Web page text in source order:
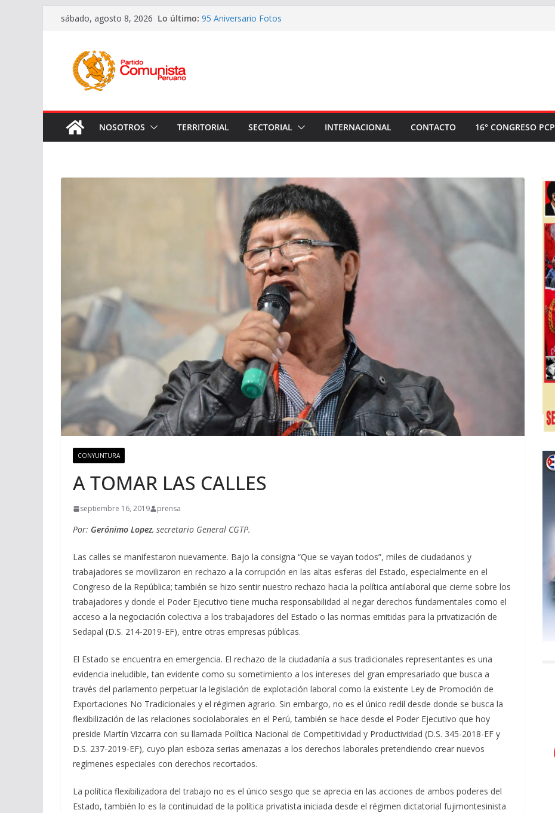
Saltarsábado, agosto 8, 2026 Lo último: 95 Aniversario Fotos
de aniversario
NOSOTROS
TERRITORIAL SECTORIAL INTERNACIONAL CONTACTO 16° CONGRESO PCP
CONYUNTURA
A TOMAR LAS CALLES
septiembre 16, 2019 prensa
Por: Gerónimo Lopez, secretario General CGTP.
Las calles se manifestaron nuevamente. Bajo la consigna “Que se vayan todos”, miles de ciudadanos y
trabajadores se movilizaron en rechazo a la corrupción en las altas esferas del Estado, especialmente en el
Congreso de la República; también se hizo sentir nuestro rechazo hacia la política antilaboral que cierne sobre los
trabajadores y donde el Poder Ejecutivo tiene mucha responsabilidad al negar derechos fundamentales como el
acceso a la negociación colectiva a los trabajadores del Estado o las normas emitidas para la privatización de
Sedapal (D.S. 214-2019-EF), entre otras empresas públicas.
El Estado se encuentra en emergencia. El rechazo de la ciudadanía a sus tradicionales representantes es una
evidencia ineludible, tan evidente como su sometimiento a los intereses del gran empresariado que busca a
través del parlamento perpetuar la legislación de explotación laboral como la existente Ley de Promoción de
Exportaciones No Tradicionales y el régimen agrario. Sin embargo, no es el único redil desde donde se busca la
flexibilización de las relaciones sociolaborales en el Perú, también se hace desde el Poder Ejecutivo que hoy
preside Martín Vizcarra con su llamada Política Nacional de Competitividad y Productividad (D.S. 345-2018-EF y
D.S. 237-2019-EF), cuyo plan esboza serias amenazas a los derechos laborales pretendiendo crear nuevos
regímenes especiales con derechos recortados.
La política flexibilizadora del trabajo no es el único sesgo que se aprecia en las acciones de ambos poderes del
Estado, también lo es la continuidad de la política privatista iniciada desde el régimen dictatorial fujimontesinista